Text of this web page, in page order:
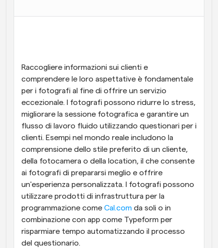
supportate dall'IA
Flussi di lavoro
Incontrare i clienti in pochi minuti
Prenota senza sforzo riunioni con più persone
Ricevi una notifica quando succede qualcosa
Raccogliere informazioni sui clienti e
comprendere le loro aspettative è fondamentale
per i fotografi al fine di offrire un servizio
eccezionale. I fotografi possono ridurre lo stress,
migliorare la sessione fotografica e garantire un
flusso di lavoro fluido utilizzando questionari per i
clienti. Esempi nel mondo reale includono la
comprensione dello stile preferito di un cliente,
della fotocamera o della location, il che consente
ai fotografi di prepararsi meglio e offrire
un'esperienza personalizzata. I fotografi possono
utilizzare prodotti di infrastruttura per la
programmazione come Cal.com da soli o in
combinazione con app come Typeform per
risparmiare tempo automatizzando il processo
del questionario.